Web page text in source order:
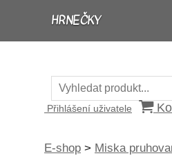
HRNEČKY
Přihlášení uživatele
E-shop > Miska